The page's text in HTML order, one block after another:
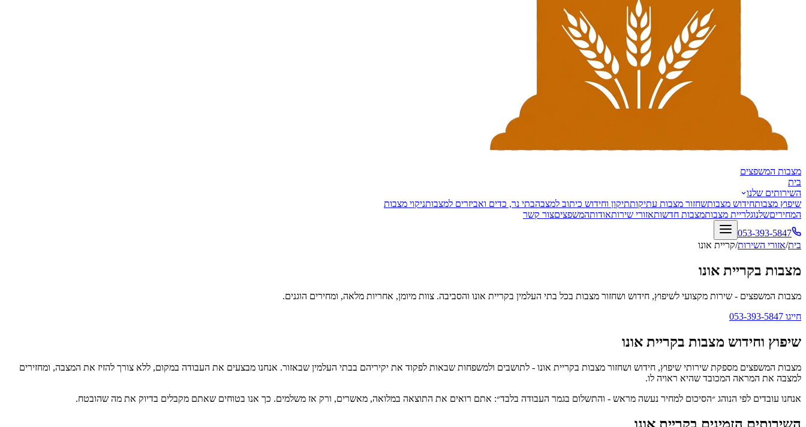
מצבות המשפצים
בית
השירותים שלנו
שיפוץ מצבותחידוש מצבותשחזור מצבות עתיקותתיקון וחידוש כיתוב למצבהבתי נר, כדים ואביזרים למצבותניקוי מצבות
המחיריםשלנוגלריית מצבותמצבות חדשותאזורי שירותאודותהמשפציםצור קשר
053-393-5847
בית/אזורי השירות/קריית אונו
מצבות בקריית אונו
מצבות המשפצים - שירות מקצועי לשיפוץ, חידוש ושחזור מצבות בכל בתי העלמין בקריית אונו והסביבה. צוות מיומן, אחריות מלאה, ומחירים הוגנים.
חייגו 053-393-5847
שיפוץ וחידוש מצבות בקריית אונו
מצבות המשפצים מספקת שירותי שיפוץ, חידוש ושחזור מצבות בקריית אונו - לתושבים ולמשפחות שבאות לפקוד את יקיריהם בבתי העלמין שבאזור. אנחנו מבצעים את העבודה במקום, ללא צורך להזיז את המצבה, ומחזירים
למצבה את המראה המכובד שהיא ראויה לו.
אנחנו עובדים לפי הנוהג ״הסיכום למחיר נעשה מראש - והתשלום בגמר העבודה בלבד״: אתם רואים את התוצאה במלואה, מאשרים, ורק אז משלמים. כך אנו בטוחים שאתם מקבלים בדיוק את מה שהובטח.
השירותים הזמינים בקריית אונו